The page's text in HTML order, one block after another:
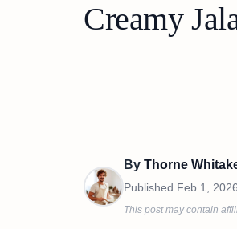
Creamy
By Thorne
Published Feb 1, 2026
This post may contain